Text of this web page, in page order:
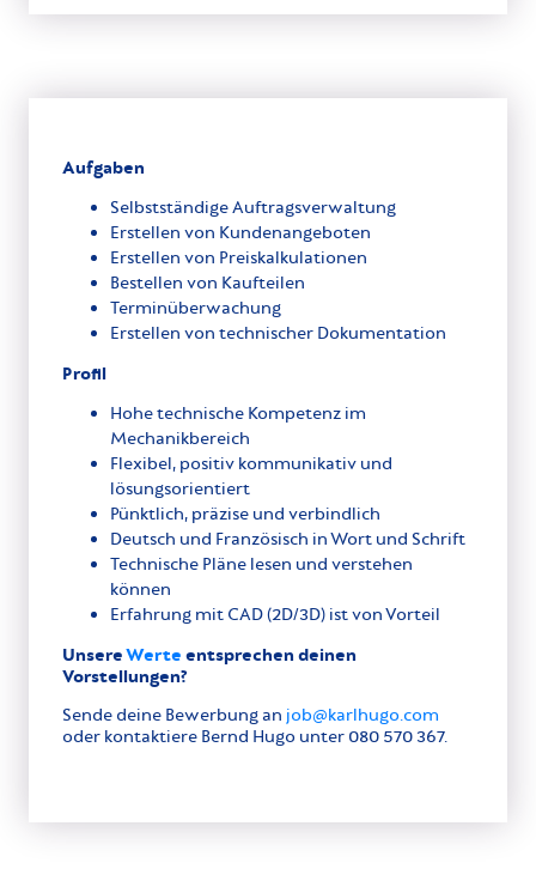
Aufgaben
Selbstständige Auftragsverwaltung
Erstellen von Kundenangeboten
Erstellen von Preiskalkulationen
Bestellen von Kaufteilen
Terminüberwachung
Erstellen von technischer Dokumentation
Profil
Hohe technische Kompetenz im
Mechanikbereich
Flexibel, positiv kommunikativ und
lösungsorientiert
Pünktlich, präzise und verbindlich
Deutsch und Französisch in Wort und Schrift
Technische Pläne lesen und verstehen
können
Erfahrung mit CAD (2D/3D) ist von Vorteil
UnsereWerte entsprechen deinen
Vorstellungen?
Sende deine Bewerbung an job@karlhugo.com
oder kontaktiere Bernd Hugo unter 080 570 367.